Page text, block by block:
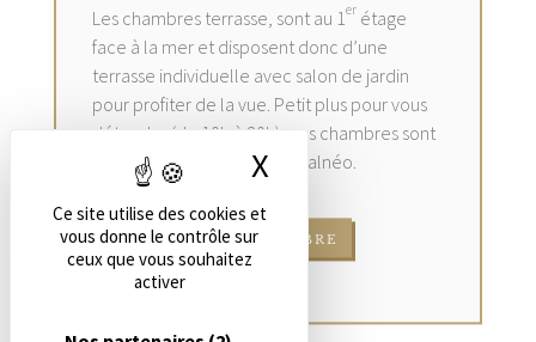
Ce site utilise des cookies et
vous donne le contrôle sur
ceux que vous souhaitez
activer
X Masquer le
Les chambres terrasse, sont au 1er étage
face à la mer et disposent donc d’une
terrasse individuelle avec salon de jardin
pour profiter de la vue. Petit plus pour vous
détendre (de 10h à 20h), ces chambres sont
équipées d’une baignoire balnéo.
RÉSERVER UNE CHAMBRE